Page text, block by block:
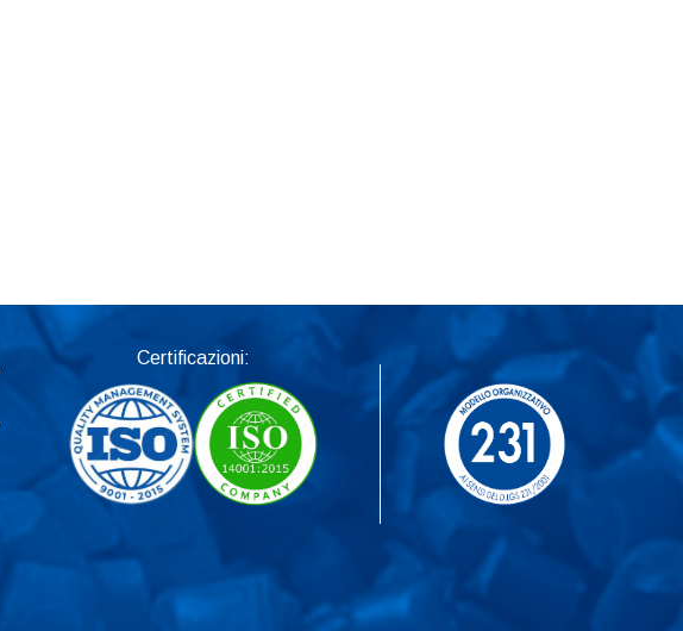
Certificazioni: